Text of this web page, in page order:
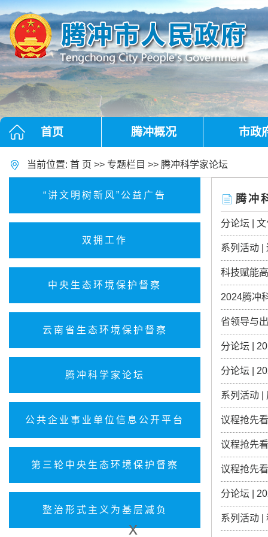
x
首页 腾冲概况 市政
当前位置: 首 页 >> 专题栏目 >> 腾冲科学家论坛
腾冲
分论坛 |
系列活动 |
科技赋能
2024腾冲
省领导与
分论坛 |
分论坛 |
系列活动 |
议程抢先
议程抢先
议程抢先
分论坛 |
系列活动 |
“讲文明树新风”公益广告
双拥工作
中央生态环境保护督察
云南省生态环境保护督察
腾冲科学家论坛
公共企业事业单位信息公开平台
第三轮中央生态环境保护督察
整治形式主义为基层减负